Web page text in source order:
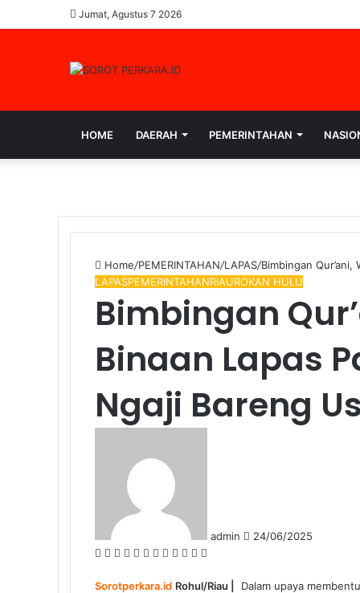
Jumat, Agustus 7 2026
HOME DAERAH PEMERINTAHAN
Home/PEMERINTAHAN/LAPAS/Bimbingan
LAPASPEMERINTAHANRIAUROKAN HULU
Bimbingan
Binaan Lapas
Ngaji Bareng
admin 24/06/2025
Facebook
Twitter
LinkedIn
Tumblr
Pinterest
Reddit
VKontakte
Odnoklassniki
Pocket
WhatsApp
Share
Email
Sorotperkara.id Rohul/Riau |
Dalam upaya